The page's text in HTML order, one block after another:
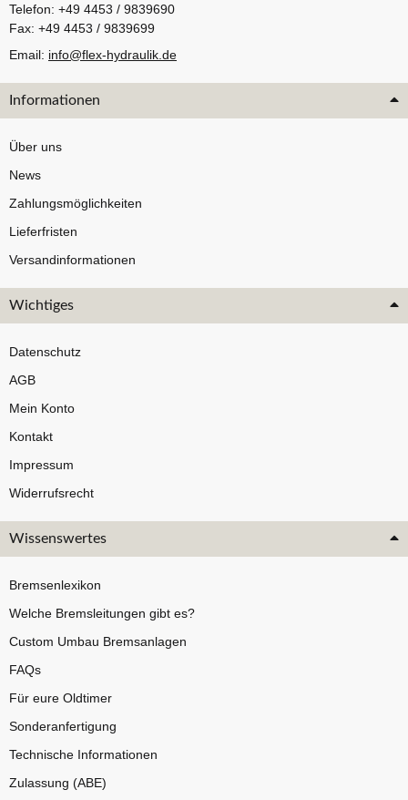
Telefon: +49 4453 / 9839690
Fax: +49 4453 / 9839699
Email: info@flex-hydraulik.de
Informationen
Über uns
News
Zahlungsmöglichkeiten
Lieferfristen
Versandinformationen
Wichtiges
Datenschutz
AGB
Mein Konto
Kontakt
Impressum
Widerrufsrecht
Wissenswertes
Bremsenlexikon
Welche Bremsleitungen gibt es?
Custom Umbau Bremsanlagen
FAQs
Für eure Oldtimer
Sonderanfertigung
Technische Informationen
Zulassung (ABE)